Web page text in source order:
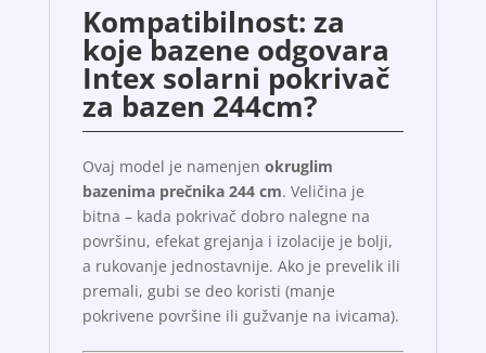
Kompatibilnost: za
koje bazene odgovara
Intex solarni pokrivač
za bazen 244cm?
Ovaj model je namenjen okruglim
bazenima prečnika 244 cm. Veličina je
bitna – kada pokrivač dobro nalegne na
površinu, efekat grejanja i izolacije je bolji,
a rukovanje jednostavnije. Ako je prevelik ili
premali, gubi se deo koristi (manje
pokrivene površine ili gužvanje na ivicama).